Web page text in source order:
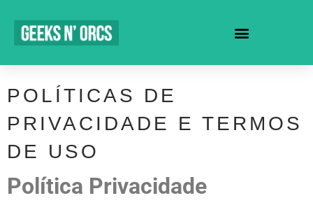
POLÍTICAS DE
PRIVACIDADE E TERMOS
DE USO
Política Privacidade